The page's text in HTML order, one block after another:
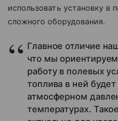
использовать установку в
сложного оборудования.
Главное отличие
что мы
работу в полевых
топлива в ней
атмосферном
температурах.